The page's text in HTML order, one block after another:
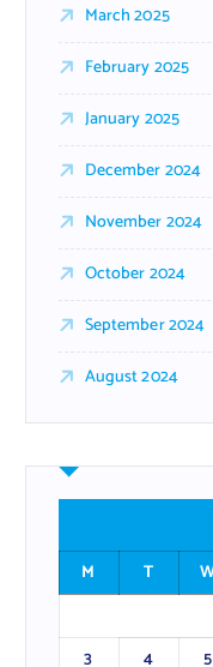
March 2025
February 2025
January 2025
December 2024
November 2024
October 2024
September 2024
August 2024
M
T
3
4 5